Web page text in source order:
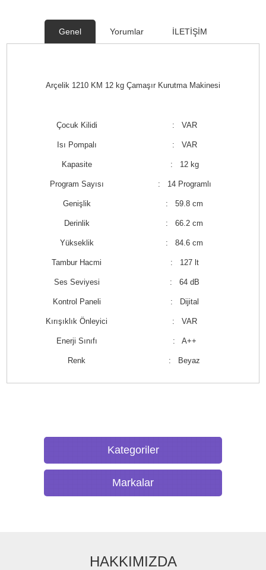
Genel Yorumlar İLETİŞİM
Arçelik 1210 KM 12 kg Çamaşır Kurutma Makinesi
Çocuk Kilidi : VAR
Isı Pompalı : VAR
Kapasite : 12 kg
Program Sayısı : 14 Programlı
Genişlik : 59.8 cm
Derinlik : 66.2 cm
Yükseklik : 84.6 cm
Tambur Hacmi : 127 lt
Ses Seviyesi : 64 dB
Kontrol Paneli : Dijital
Kırışıklık Önleyici : VAR
Enerji Sınıfı : A++
Renk : Beyaz
Kategoriler
Markalar
HAKKIMIZDA